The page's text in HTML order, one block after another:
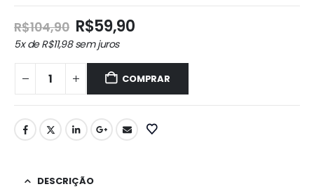
R$104,90 O
preço
original
era:
R$104,90.
R$59,90O
é:
R$59,90.
5x deR$11,98sem juros
COMPRAR
DESCRIÇÃO